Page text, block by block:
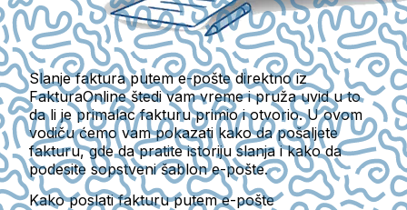
Slanje faktura putem e-pošte direktno iz
FakturaOnline štedi vam vreme i pruža uvid u to
da li je primalac fakturu primio i otvorio. U ovom
vodiču ćemo vam pokazati kako da pošaljete
fakturu, gde da pratite istoriju slanja i kako da
podesite sopstveni šablon e-pošte.
Kako poslati fakturu putem e-pošte